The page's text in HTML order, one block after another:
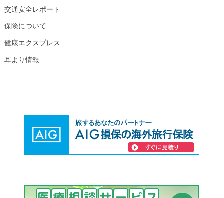
交通安全レポート
保険について
健康エクスプレス
耳より情報